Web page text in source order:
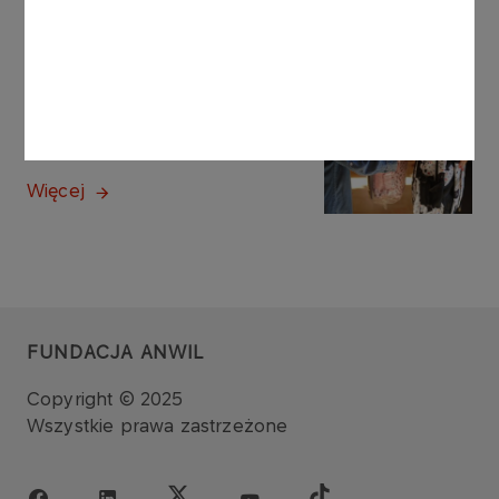
Więcej
FUNDACJA ANWIL
Copyright © 2025
Wszystkie prawa zastrzeżone